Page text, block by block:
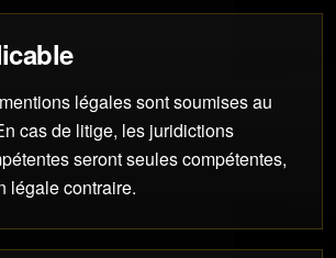
légales sont soumises au
cas de litige, les juridictions
seront seules compétentes,
légale contraire.